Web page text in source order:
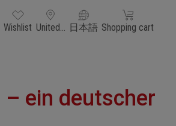
You have 0 wishlist items
Wishlist United States of America
日本語 Shopping cart
Shopping cart
– ein deutscher